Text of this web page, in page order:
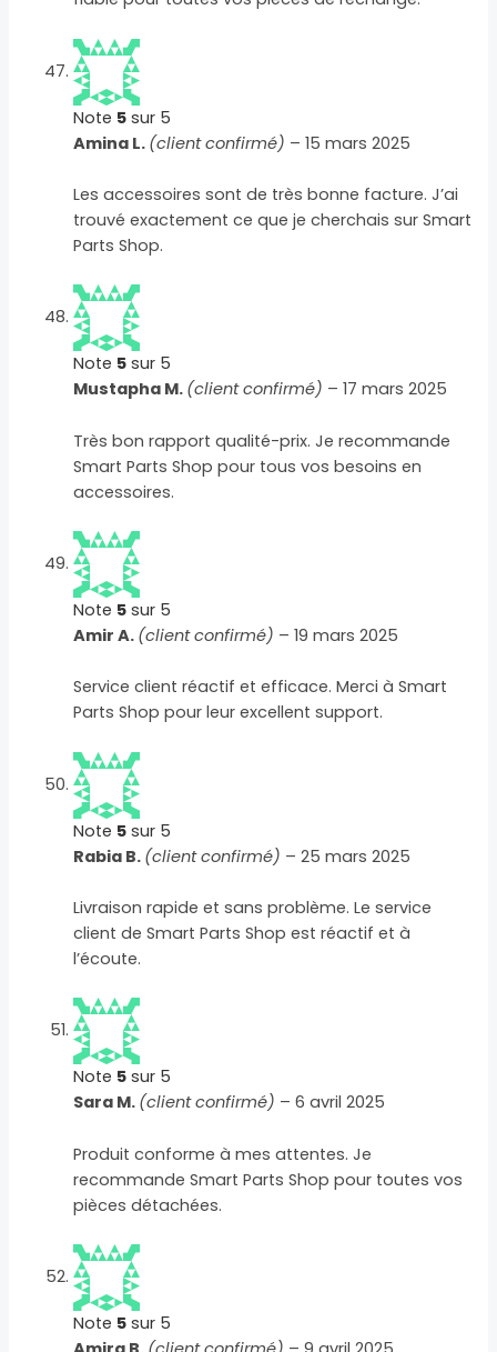
Note 5 sur 5
Amina L. (client confirmé) – 15 mars 2025
Les accessoires sont de très bonne facture. J’ai
trouvé exactement ce que je cherchais sur Smart
Parts Shop.
Note 5 sur 5
Mustapha M. (client confirmé) – 17 mars 2025
Très bon rapport qualité-prix. Je recommande
Smart Parts Shop pour tous vos besoins en
accessoires.
Note 5 sur 5
Amir A. (client confirmé) – 19 mars 2025
Service client réactif et efficace. Merci à Smart
Parts Shop pour leur excellent support.
Note 5 sur 5
Rabia B. (client confirmé) – 25 mars 2025
Livraison rapide et sans problème. Le service
client de Smart Parts Shop est réactif et à
l’écoute.
Note 5 sur 5
Sara M. (client confirmé) – 6 avril 2025
Produit conforme à mes attentes. Je
recommande Smart Parts Shop pour toutes vos
pièces détachées.
Note 5 sur 5